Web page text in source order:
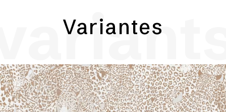
Variantes